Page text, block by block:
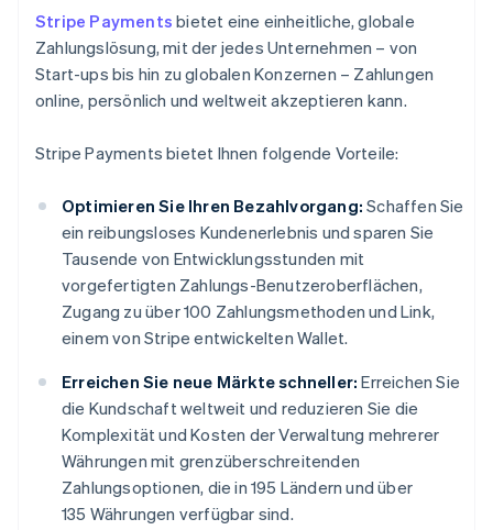
Stripe Payments bietet eine einheitliche, globale
Zahlungslösung, mit der jedes Unternehmen – von
Start-ups bis hin zu globalen Konzernen – Zahlungen
online, persönlich und weltweit akzeptieren kann.
Stripe Payments bietet Ihnen folgende Vorteile:
Optimieren Sie Ihren Bezahlvorgang: Schaffen Sie
ein reibungsloses Kundenerlebnis und sparen Sie
Tausende von Entwicklungsstunden mit
vorgefertigten Zahlungs-Benutzeroberflächen,
Zugang zu über 100 Zahlungsmethoden und Link,
einem von Stripe entwickelten Wallet.
Erreichen Sie neue Märkte schneller: Erreichen Sie
die Kundschaft weltweit und reduzieren Sie die
Komplexität und Kosten der Verwaltung mehrerer
Währungen mit grenzüberschreitenden
Zahlungsoptionen, die in 195 Ländern und über
135 Währungen verfügbar sind.